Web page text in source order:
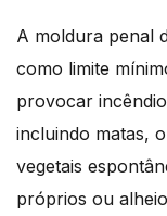
A moldura penal
como limite
provocar
incluindo matas,
vegetais
próprios ou